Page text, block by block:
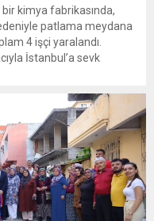
kimya fabrikasında,
patlama meydana
4 işçi yaralandı.
İstanbul’a sevk